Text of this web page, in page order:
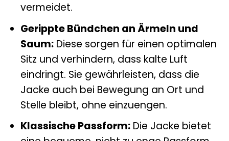
vermeidet.
Gerippte Bündchen an Ärmeln und
Saum:Diese sorgen für einen optimalen
Sitz und verhindern, dass kalte Luft
eindringt. Sie gewährleisten, dass die
Jacke auch bei Bewegung an Ort und
Stelle bleibt, ohne einzuengen.
Klassische Passform:Die Jacke bietet